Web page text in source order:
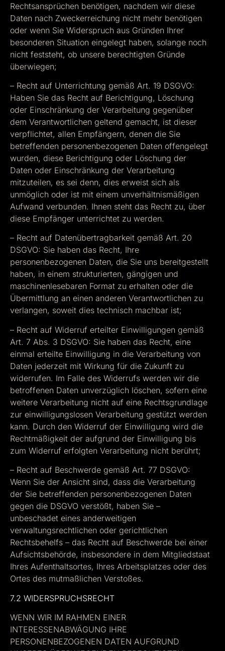
Rechtsansprüchen benötigen, nachdem wir diese
Daten nach Zweckerreichung nicht mehr benötigen
oder wenn Sie Widerspruch aus Gründen Ihrer
besonderen Situation eingelegt haben, solange noch
nicht feststeht, ob unsere berechtigten Gründe
überwiegen;
– Recht auf Unterrichtung gemäß Art. 19 DSGVO:
Haben Sie das Recht auf Berichtigung, Löschung
oder Einschränkung der Verarbeitung gegenüber
dem Verantwortlichen geltend gemacht, ist dieser
verpflichtet, allen Empfängern, denen die Sie
betreffenden personenbezogenen Daten offengelegt
wurden, diese Berichtigung oder Löschung der
Daten oder Einschränkung der Verarbeitung
mitzuteilen, es sei denn, dies erweist sich als
unmöglich oder ist mit einem unverhältnismäßigen
Aufwand verbunden. Ihnen steht das Recht zu, über
diese Empfänger unterrichtet zu werden.
– Recht auf Datenübertragbarkeit gemäß Art. 20
DSGVO: Sie haben das Recht, Ihre
personenbezogenen Daten, die Sie uns bereitgestellt
haben, in einem strukturierten, gängigen und
maschinenlesebaren Format zu erhalten oder die
Übermittlung an einen anderen Verantwortlichen zu
verlangen, soweit dies technisch machbar ist;
– Recht auf Widerruf erteilter Einwilligungen gemäß
Art. 7 Abs. 3 DSGVO: Sie haben das Recht, eine
einmal erteilte Einwilligung in die Verarbeitung von
Daten jederzeit mit Wirkung für die Zukunft zu
widerrufen. Im Falle des Widerrufs werden wir die
betroffenen Daten unverzüglich löschen, sofern eine
weitere Verarbeitung nicht auf eine Rechtsgrundlage
zur einwilligungslosen Verarbeitung gestützt werden
kann. Durch den Widerruf der Einwilligung wird die
Rechtmäßigkeit der aufgrund der Einwilligung bis
zum Widerruf erfolgten Verarbeitung nicht berührt;
– Recht auf Beschwerde gemäß Art. 77 DSGVO:
Wenn Sie der Ansicht sind, dass die Verarbeitung
der Sie betreffenden personenbezogenen Daten
gegen die DSGVO verstößt, haben Sie –
unbeschadet eines anderweitigen
verwaltungsrechtlichen oder gerichtlichen
Rechtsbehelfs – das Recht auf Beschwerde bei einer
Aufsichtsbehörde, insbesondere in dem Mitgliedstaat
Ihres Aufenthaltsortes, Ihres Arbeitsplatzes oder des
Ortes des mutmaßlichen Verstoßes.
7.2 WIDERSPRUCHSRECHT
WENN WIR IM RAHMEN EINER
INTERESSENABWÄGUNG IHRE
PERSONENBEZOGENEN DATEN AUFGRUND